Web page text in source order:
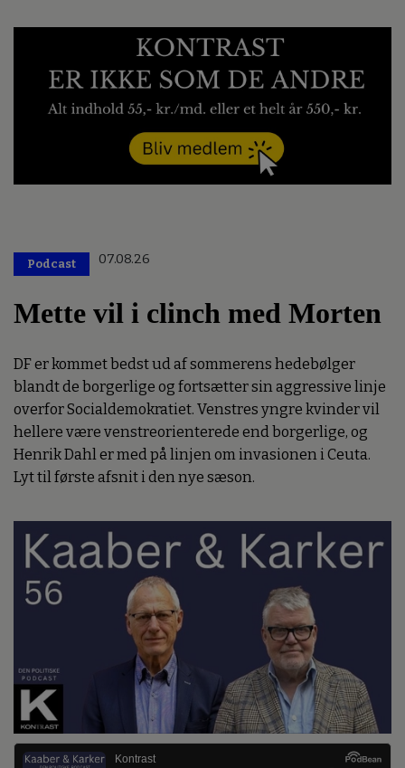
Podcast 07.08.26
Mette vil i clinch med Morten
DF er kommet bedst ud af sommerens hedebølger
blandt de borgerlige og fortsætter sin aggressive linje
overfor Socialdemokratiet. Venstres yngre kvinder vil
hellere være venstreorienterede end borgerlige, og
Henrik Dahl er med på linjen om invasionen i Ceuta.
Lyt til første afsnit i den nye sæson.